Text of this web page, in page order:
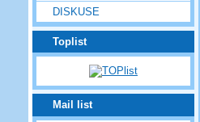
DISKUSE
Toplist
Mail list